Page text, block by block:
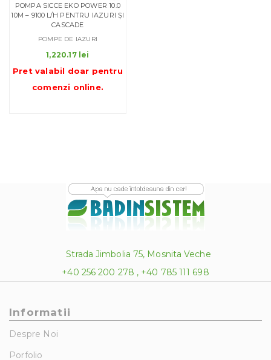
POMPA SICCE EKO POWER 10.0
10M – 9100 L/H PENTRU IAZURI ȘI
CASCADE
POMPE DE IAZURI
1,220.17 lei
Pret valabil doar pentru
comenzi online.
Strada Jimbolia 75, Mosnita Veche
+40 256 200 278 , +40 785 111 698
Informatii
Despre Noi
Porfolio